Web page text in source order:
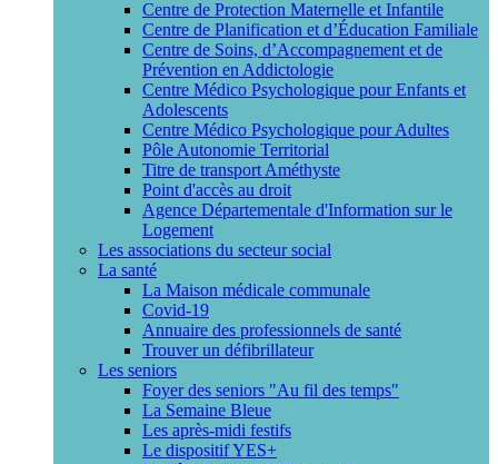
Centre de Protection Maternelle et Infantile
Centre de Planification et d’Éducation Familiale
Centre de Soins, d’Accompagnement et de
Prévention en Addictologie
Centre Médico Psychologique pour Enfants et
Adolescents
Centre Médico Psychologique pour Adultes
Pôle Autonomie Territorial
Titre de transport Améthyste
Point d'accès au droit
Agence Départementale d'Information sur le
Logement
Les associations du secteur social
La santé
La Maison médicale communale
Covid-19
Annuaire des professionnels de santé
Trouver un défibrillateur
Les seniors
Foyer des seniors "Au fil des temps"
La Semaine Bleue
Les après-midi festifs
Le dispositif YES+